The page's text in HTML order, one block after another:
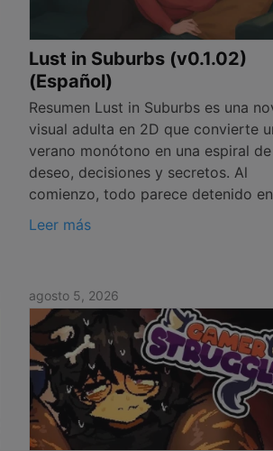
Lust in Suburbs (v0.1.02)
(Español)
Resumen Lust in Suburbs es una
visual adulta en 2D que convierte
verano monótono en una espiral de
deseo, decisiones y secretos. Al
comienzo, todo parece detenido en
Leer más
agosto 5, 2026